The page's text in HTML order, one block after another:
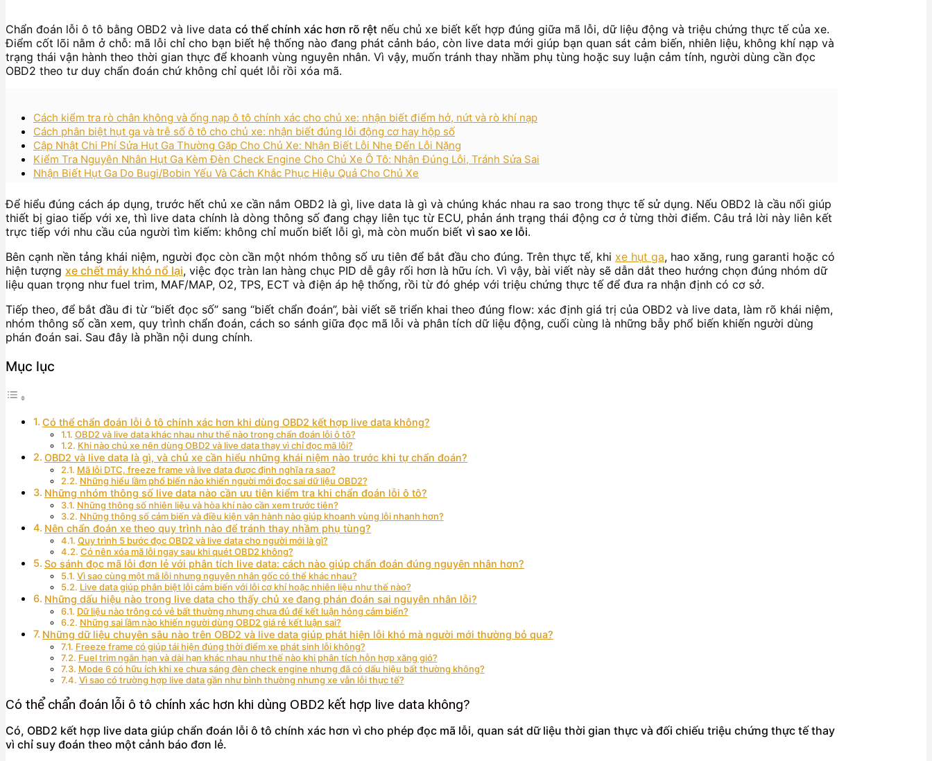
Chẩn đoán lỗi ô tô bằng OBD2 và live data có thể chính xác hơn rõ rệt nếu chủ xe biết kết hợp đúng giữa mã lỗi, dữ liệu động và triệu chứng thực tế của xe.
Điểm cốt lõi nằm ở chỗ: mã lỗi chỉ cho bạn biết hệ thống nào đang phát cảnh báo, còn live data mới giúp bạn quan sát cảm biến, nhiên liệu, không khí nạp và
trạng thái vận hành theo thời gian thực để khoanh vùng nguyên nhân. Vì vậy, muốn tránh thay nhầm phụ tùng hoặc suy luận cảm tính, người dùng cần đọc
OBD2 theo tư duy chẩn đoán chứ không chỉ quét lỗi rồi xóa mã.
Cách kiểm tra rò chân không và ống nạp ô tô chính xác cho chủ xe: nhận biết điểm hở, nứt và rò khí nạp
Cách phân biệt hụt ga và trễ số ô tô cho chủ xe: nhận biết đúng lỗi động cơ hay hộp số
Cập Nhật Chi Phí Sửa Hụt Ga Thường Gặp Cho Chủ Xe: Nhận Biết Lỗi Nhẹ Đến Lỗi Nặng
Kiểm Tra Nguyên Nhân Hụt Ga Kèm Đèn Check Engine Cho Chủ Xe Ô Tô: Nhận Đúng Lỗi, Tránh Sửa Sai
Nhận Biết Hụt Ga Do Bugi/Bobin Yếu Và Cách Khắc Phục Hiệu Quả Cho Chủ Xe
Để hiểu đúng cách áp dụng, trước hết chủ xe cần nắm OBD2 là gì, live data là gì và chúng khác nhau ra sao trong thực tế sử dụng. Nếu OBD2 là cầu nối giúp
thiết bị giao tiếp với xe, thì live data chính là dòng thông số đang chạy liên tục từ ECU, phản ánh trạng thái động cơ ở từng thời điểm. Câu trả lời này liên kết
trực tiếp với nhu cầu của người tìm kiếm: không chỉ muốn biết lỗi gì, mà còn muốn biết vì sao xe lỗi.
Bên cạnh nền tảng khái niệm, người đọc còn cần một nhóm thông số ưu tiên để bắt đầu cho đúng. Trên thực tế, khi xe hụt ga, hao xăng, rung garanti hoặc có
hiện tượng xe chết máy khó nổ lại, việc đọc tràn lan hàng chục PID dễ gây rối hơn là hữu ích. Vì vậy, bài viết này sẽ dẫn dắt theo hướng chọn đúng nhóm dữ
liệu quan trọng như fuel trim, MAF/MAP, O2, TPS, ECT và điện áp hệ thống, rồi từ đó ghép với triệu chứng thực tế để đưa ra nhận định có cơ sở.
Tiếp theo, để bắt đầu đi từ “biết đọc số” sang “biết chẩn đoán”, bài viết sẽ triển khai theo đúng flow: xác định giá trị của OBD2 và live data, làm rõ khái niệm,
nhóm thông số cần xem, quy trình chẩn đoán, cách so sánh giữa đọc mã lỗi và phân tích dữ liệu động, cuối cùng là những bẫy phổ biến khiến người dùng
phán đoán sai. Sau đây là phần nội dung chính.
Mục lục
Có thể chẩn đoán lỗi ô tô chính xác hơn khi dùng OBD2 kết hợp live data không?
OBD2 và live data khác nhau như thế nào trong chẩn đoán lỗi ô tô?
Khi nào chủ xe nên dùng OBD2 và live data thay vì chỉ đọc mã lỗi?
OBD2 và live data là gì, và chủ xe cần hiểu những khái niệm nào trước khi tự chẩn đoán?
Mã lỗi DTC, freeze frame và live data được định nghĩa ra sao?
Những hiểu lầm phổ biến nào khiến người mới đọc sai dữ liệu OBD2?
Những nhóm thông số live data nào cần ưu tiên kiểm tra khi chẩn đoán lỗi ô tô?
Những thông số nhiên liệu và hòa khí nào cần xem trước tiên?
Những thông số cảm biến và điều kiện vận hành nào giúp khoanh vùng lỗi nhanh hơn?
Nên chẩn đoán xe theo quy trình nào để tránh thay nhầm phụ tùng?
Quy trình 5 bước đọc OBD2 và live data cho người mới là gì?
Có nên xóa mã lỗi ngay sau khi quét OBD2 không?
So sánh đọc mã lỗi đơn lẻ với phân tích live data: cách nào giúp chẩn đoán đúng nguyên nhân hơn?
Vì sao cùng một mã lỗi nhưng nguyên nhân gốc có thể khác nhau?
Live data giúp phân biệt lỗi cảm biến với lỗi cơ khí hoặc nhiên liệu như thế nào?
Những dấu hiệu nào trong live data cho thấy chủ xe đang phán đoán sai nguyên nhân lỗi?
Dữ liệu nào trông có vẻ bất thường nhưng chưa đủ để kết luận hỏng cảm biến?
Những sai lầm nào khiến người dùng OBD2 giá rẻ kết luận sai?
Những dữ liệu chuyên sâu nào trên OBD2 và live data giúp phát hiện lỗi khó mà người mới thường bỏ qua?
Freeze frame có giúp tái hiện đúng thời điểm xe phát sinh lỗi không?
Fuel trim ngắn hạn và dài hạn khác nhau như thế nào khi phân tích hỗn hợp xăng gió?
Mode 6 có hữu ích khi xe chưa sáng đèn check engine nhưng đã có dấu hiệu bất thường không?
Vì sao có trường hợp live data gần như bình thường nhưng xe vẫn lỗi thực tế?
Có thể chẩn đoán lỗi ô tô chính xác hơn khi dùng OBD2 kết hợp live data không?
Có, OBD2 kết hợp live data giúp chẩn đoán lỗi ô tô chính xác hơn vì cho phép đọc mã lỗi, quan sát dữ liệu thời gian thực và đối chiếu triệu chứng thực tế thay
vì chỉ suy đoán theo một cảnh báo đơn lẻ.